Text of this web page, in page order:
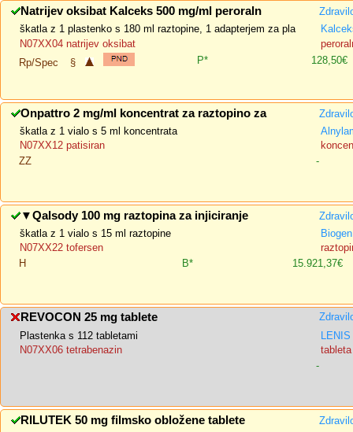
Natrijev oksibat Kalceks 500 mg/ml peroraln
škatla z 1 plastenko s 180 ml raztopine, 1 adapterjem za pla
N07XX04 natrijev oksibat
Rp/Spec
§ P* 128,50€
Onpattro 2 mg/ml koncentrat za raztopino za
škatla z 1 vialo s 5 ml koncentrata
N07XX12 patisiran
ZZ
-
▼Qalsody 100 mg raztopina za injiciranje
škatla z 1 vialo s 15 ml raztopine
N07XX22 tofersen
H
B* 15.921,37€
REVOCON 25 mg tablete
Plastenka s 112 tabletami
N07XX06 tetrabenazin
tableta
-
RILUTEK 50 mg filmsko obložene tablete